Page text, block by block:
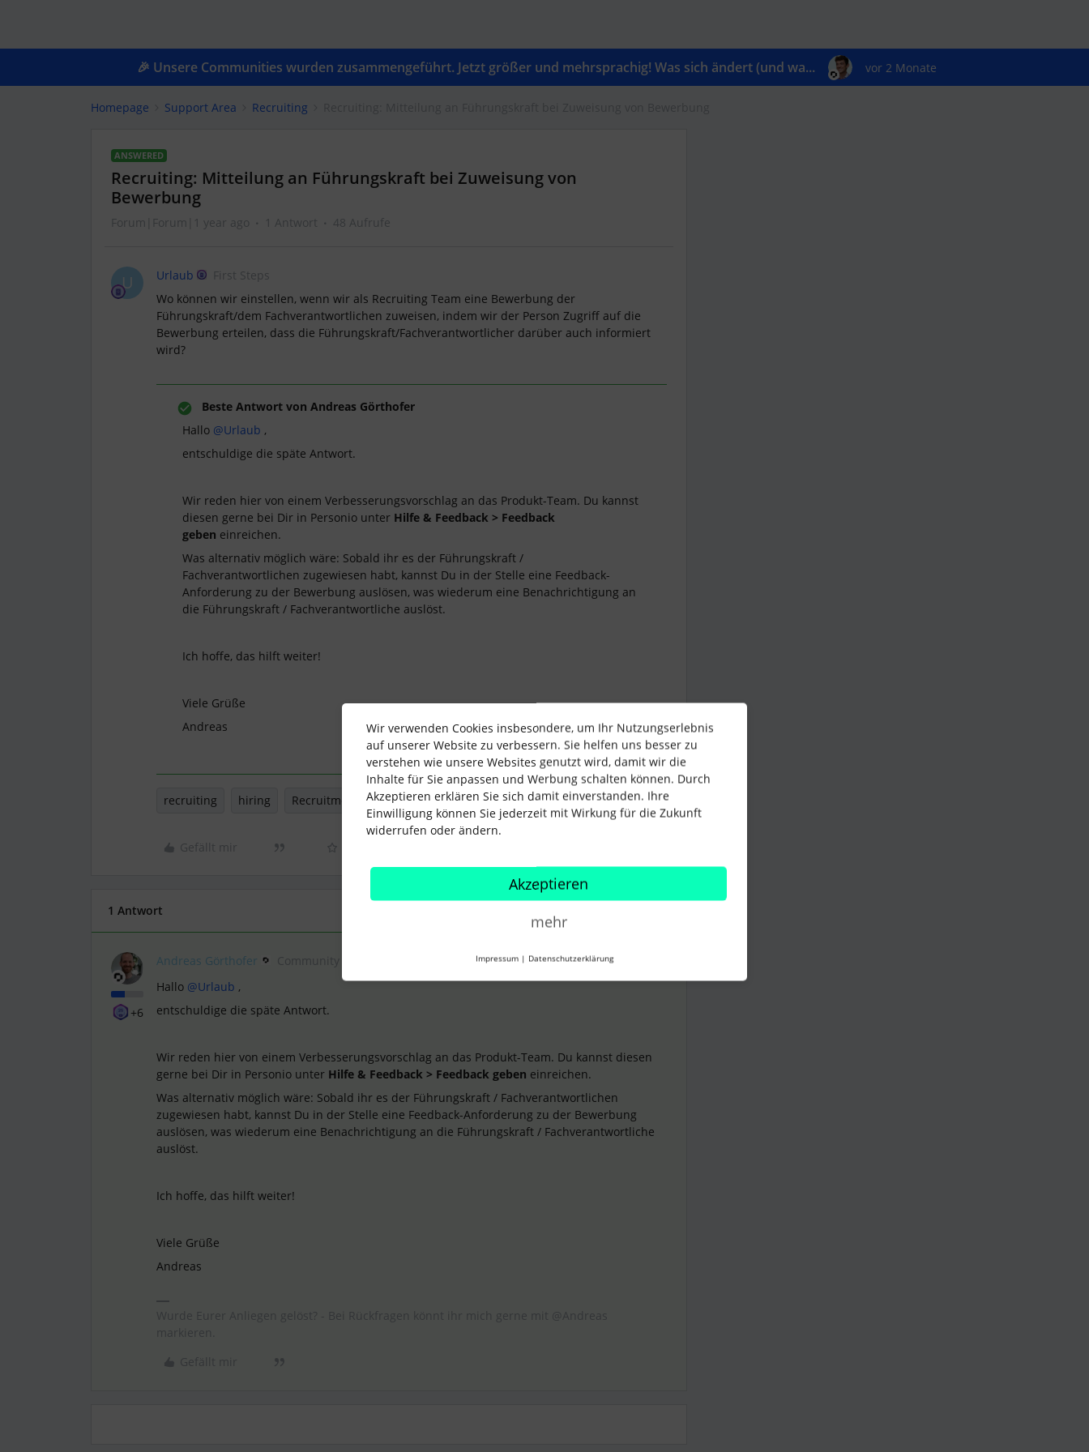
🎉 Unsere Communities wurden zusammengeführt. Jetzt größer und mehrsprachig! Was sich ändert (und wa... vor 2 Monate
Homepage Support Area Recruiting
ANSWERED
Recruiting: Mitteilung an Führungskraft bei Zuweisung von
Bewerbung
Forum|Forum|1 year ago 1 Antwort 48 Aufrufe
U Urlaub
First Steps
Wo können wir einstellen, wenn wir als Recruiting Team eine Bewerbung der
Führungskraft/dem Fachverantwortlichen zuweisen, indem wir der Person Zugriff auf die
Bewerbung erteilen, dass die Führungskraft/Fachverantwortlicher darüber auch informiert
wird?
Beste Antwort von Andreas Görthofer
Hallo ​ @Urlaub ,
entschuldige die späte Antwort.
Wir reden hier von einem Verbesserungsvorschlag an das Produkt-Team. Du kannst
diesen gerne bei Dir in Personio unter Hilfe & Feedback > Feedback
geben einreichen.
Was alternativ möglich wäre: Sobald ihr es der Führungskraft /
Fachverantwortlichen zugewiesen habt, kannst Du in der Stelle eine Feedback-
Anforderung zu der Bewerbung auslösen, was wiederum eine Benachrichtigung an
die Führungskraft / Fachverantwortliche auslöst.
Ich hoffe, das hilft weiter!
Viele Grüße
Andreas
recruiting hiring Recruitment hiring process
Gefällt mir
1 Antwort
+6
Andreas Görthofer ANTWORT Forum|Forum|1 year ago
Hallo ​ @Urlaub ,
entschuldige die späte Antwort.
Wir reden hier von einem Verbesserungsvorschlag an das Produkt-Team. Du kannst diesen
gerne bei Dir in Personio unter Hilfe & Feedback > Feedback geben einreichen.
Was alternativ möglich wäre: Sobald ihr es der Führungskraft / Fachverantwortlichen
zugewiesen habt, kannst Du in der Stelle eine Feedback-Anforderung zu der Bewerbung
auslösen, was wiederum eine Benachrichtigung an die Führungskraft / Fachverantwortliche
auslöst.
Ich hoffe, das hilft weiter!
Viele Grüße
Andreas
Wir verwenden Cookies insbesondere, um Ihr Nutzungserlebnis
auf unserer Website zu verbessern. Sie helfen uns besser zu
verstehen wie unsere Websites genutzt wird, damit wir die
Inhalte für Sie anpassen und Werbung schalten können. Durch
Akzeptieren erklären Sie sich damit einverstanden. Ihre
Einwilligung können Sie jederzeit mit Wirkung für die Zukunft
widerrufen oder ändern.
Akzeptieren
mehr
Impressum | Datenschutzerklärung